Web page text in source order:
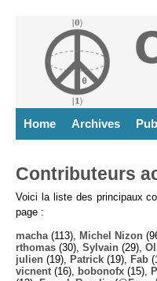
Home Archives
Contributeurs
Voici la liste des principaux
page :
macha (113), Michel Nizon
rthomas (30), Sylvain (29),
julien (19), Patrick (19), Fab
vicnent (16), bobonofx (15),